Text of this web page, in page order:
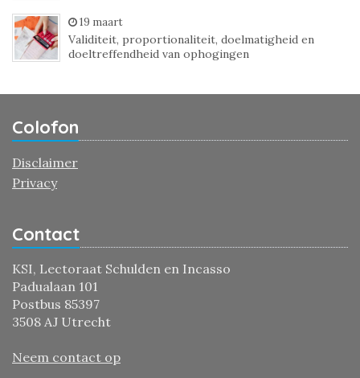
19 maart
Validiteit, proportionaliteit, doelmatigheid en
doeltreffendheid van ophogingen
Colofon
Disclaimer
Privacy
Contact
KSI, Lectoraat Schulden en Incasso
Padualaan 101
Postbus 85397
3508 AJ Utrecht
Neem contact op